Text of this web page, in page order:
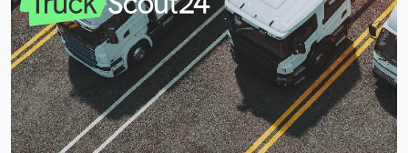
= Zuladung: 40.000 kg zGG: 8.000 kg Technischer Zustand: gut
Optischer Zustand: gut Zustand der Bereifung vorne: 30 Zustand
der Bereifung hinten: 30 Bereifung vorne: 385/65 R 22.5 Dodpezp
Ut Iofx Aaneck Bereifung hinten: 385/65 R 22.5 Wenden Sie sich
an Lastas Sales, um weitere Informationen zu erhalten.